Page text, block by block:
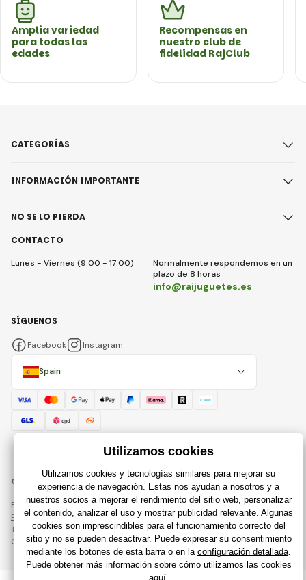
Amplia variedad
para todas las
edades
Recompensas en
nuestro club de
fidelidad RajClub
CONTACTO
Lunes - Viernes (9:00 - 17:00)
Normalmente respondemos en un
plazo de 8 horas
info@raijuguetes.es
CATEGORÍAS
INFORMACIÓN IMPORTANTE
NO SE LO PIERDA
Spain
SÍGUENOS
Facebook Instagram
© 2018 - 2026 Raijuguetes.es, Todos los derechos reservados
Esta página está protegida por reCAPTCHA y se aplican
Política de privacidadcompañías de Google y su
Términos y condiciones.
Creación de tiendas en línea eficientes desdeRIESENIA